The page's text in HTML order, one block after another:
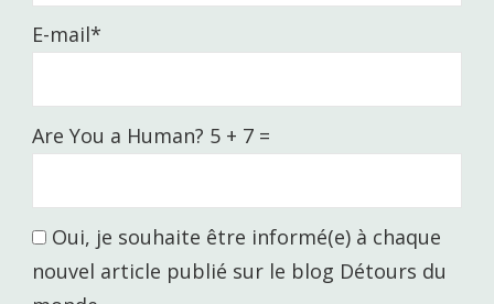
E-mail*
Are You a Human? 5 + 7 =
Oui, je souhaite être informé(e) à chaque
nouvel article publié sur le blog Détours du